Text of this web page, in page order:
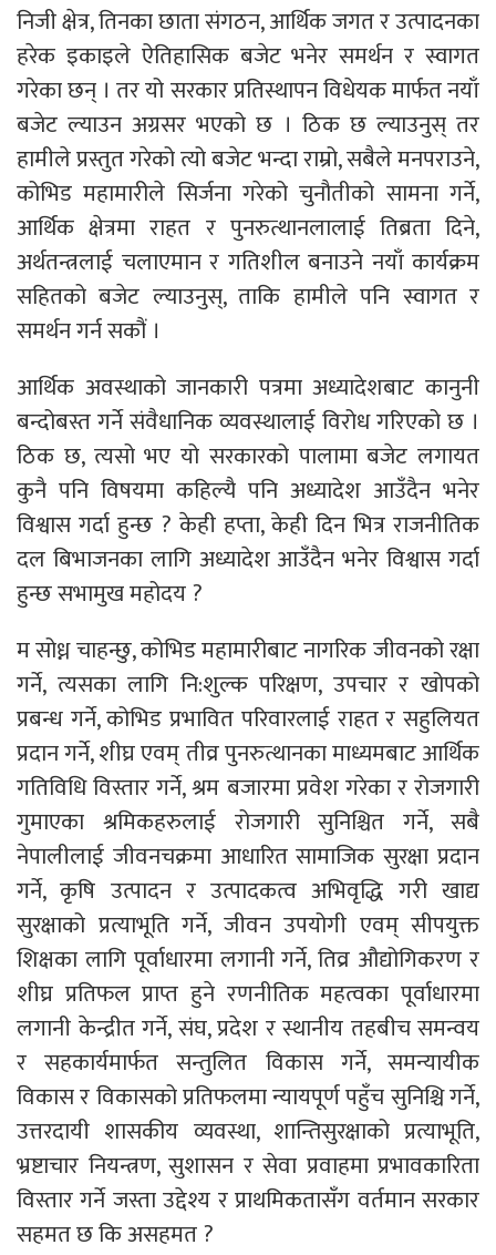
निजी क्षेत्र, तिनका छाता संगठन, आर्थिक जगत र उत्पादनका
हरेक इकाइले ऐतिहासिक बजेट भनेर समर्थन र स्वागत
गरेका छन् । तर यो सरकार प्रतिस्थापन विधेयक मार्फत नयाँ
बजेट ल्याउन अग्रसर भएको छ । ठिक छ ल्याउनुस् तर
हामीले प्रस्तुत गरेको त्यो बजेट भन्दा राम्रो, सबैले मनपराउने,
कोभिड महामारीले सिर्जना गरेको चुनौतीको सामना गर्ने,
आर्थिक क्षेत्रमा राहत र पुनरुत्थानलालाई तिब्रता दिने,
अर्थतन्त्रलाई चलाएमान र गतिशील बनाउने नयाँ कार्यक्रम
सहितको बजेट ल्याउनुस्, ताकि हामीले पनि स्वागत र
समर्थन गर्न सकौं ।
आर्थिक अवस्थाको जानकारी पत्रमा अध्यादेशबाट कानुनी
बन्दोबस्त गर्ने संवैधानिक व्यवस्थालाई विरोध गरिएको छ ।
ठिक छ, त्यसो भए यो सरकारको पालामा बजेट लगायत
कुनै पनि विषयमा कहिल्यै पनि अध्यादेश आउँदैन भनेर
विश्वास गर्दा हुन्छ ? केही हप्ता, केही दिन भित्र राजनीतिक
दल बिभाजनका लागि अध्यादेश आउँदैन भनेर विश्वास गर्दा
हुन्छ सभामुख महोदय ?
म सोध्न चाहन्छु, कोभिड महामारीबाट नागरिक जीवनको रक्षा
गर्ने, त्यसका लागि नि:शुल्क परिक्षण, उपचार र खोपको
प्रबन्ध गर्ने, कोभिड प्रभावित परिवारलाई राहत र सहुलियत
प्रदान गर्ने, शीघ्र एवम् तीव्र पुनरुत्थानका माध्यमबाट आर्थिक
गतिविधि विस्तार गर्ने, श्रम बजारमा प्रवेश गरेका र रोजगारी
गुमाएका श्रमिकहरुलाई रोजगारी सुनिश्चित गर्ने, सबै
नेपालीलाई जीवनचक्रमा आधारित सामाजिक सुरक्षा प्रदान
गर्ने, कृषि उत्पादन र उत्पादकत्व अभिवृद्धि गरी खाद्य
सुरक्षाको प्रत्याभूति गर्ने, जीवन उपयोगी एवम् सीपयुक्त
शिक्षका लागि पूर्वाधारमा लगानी गर्ने, तिव्र औद्योगिकरण र
शीघ्र प्रतिफल प्राप्त हुने रणनीतिक महत्वका पूर्वाधारमा
लगानी केन्द्रीत गर्ने, संघ, प्रदेश र स्थानीय तहबीच समन्वय
र सहकार्यमार्फत सन्तुलित विकास गर्ने, समन्यायीक
विकास र विकासको प्रतिफलमा न्यायपूर्ण पहुँच सुनिश्चि गर्ने,
उत्तरदायी शासकीय व्यवस्था, शान्तिसुरक्षाको प्रत्याभूति,
भ्रष्टाचार नियन्त्रण, सुशासन र सेवा प्रवाहमा प्रभावकारिता
विस्तार गर्ने जस्ता उद्देश्य र प्राथमिकतासँग वर्तमान सरकार
सहमत छ कि असहमत ?